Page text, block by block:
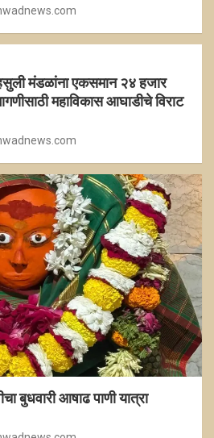
मंडळांना एकसमान २४ हजार
महाविकास आघाडीचे विराट
बुधवारी आषाढ पाणी यात्रा